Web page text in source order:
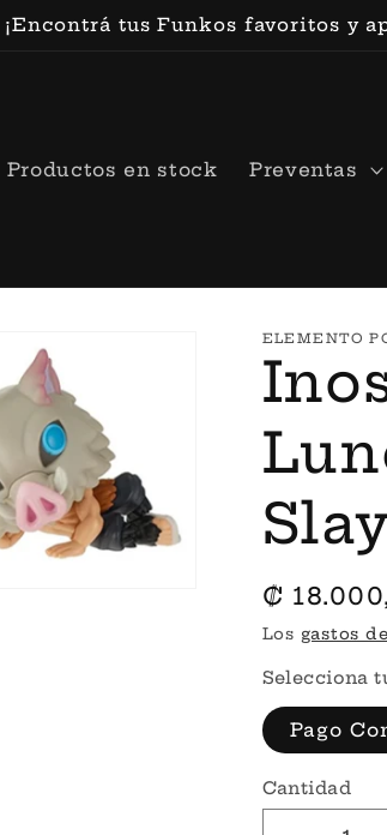
¡Encontrá tus Funkos favoritos y
Productos en stock Preventas
ELEMENTO
Precio
habitual
₡
Los gastos
Selecciona
Pago
Cantidad